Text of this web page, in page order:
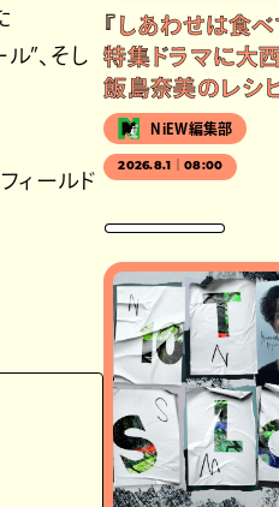
”、そし
ィールド
『しあわせは食べ
特集ドラマに大
飯島奈美のレシ
NiEW編集部
2026.8.1｜08:00